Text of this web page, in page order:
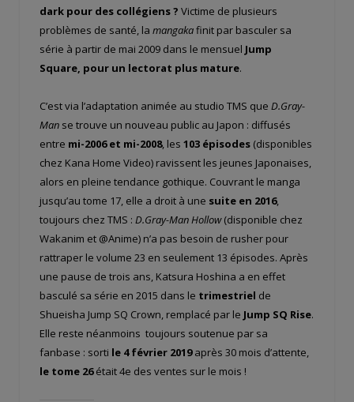
dark pour des collégiens ? Victime de plusieurs
problèmes de santé, la mangakafinit par basculer sa
série à partir de mai 2009 dans le mensuel Jump
Square, pour un lectorat plus mature.
C’est via l’adaptation animée au studio TMS que D.Gray-
Man se trouve un nouveau public au Japon : diffusés
entre mi-2006 et mi-2008, les 103 épisodes (disponibles
chez Kana Home Video) ravissent les jeunes Japonaises,
alors en pleine tendance gothique. Couvrant le manga
jusqu’au tome 17, elle a droit à une suite en 2016,
toujours chez TMS : D.Gray-Man Hollow(disponible chez
Wakanim et @Anime) n’a pas besoin de rusher pour
rattraper le volume 23 en seulement 13 épisodes. Après
une pause de trois ans, Katsura Hoshina a en effet
basculé sa série en 2015 dans le trimestriel de
Shueisha Jump SQ Crown, remplacé par le Jump SQ Rise.
Elle reste néanmoins toujours soutenue par sa
fanbase : sorti le 4 février 2019après 30 mois d’attente,
le tome 26était 4e des ventes sur le mois !